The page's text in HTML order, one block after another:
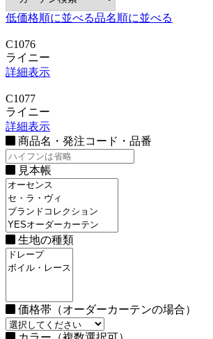
低価格順に並べる品名順に並べる
C1076
ライニー
詳細表示
C1077
ライニー
詳細表示
商品名・発注コード・品番
見本帳
生地の種類
価格帯（オーダーカーテンの場合）